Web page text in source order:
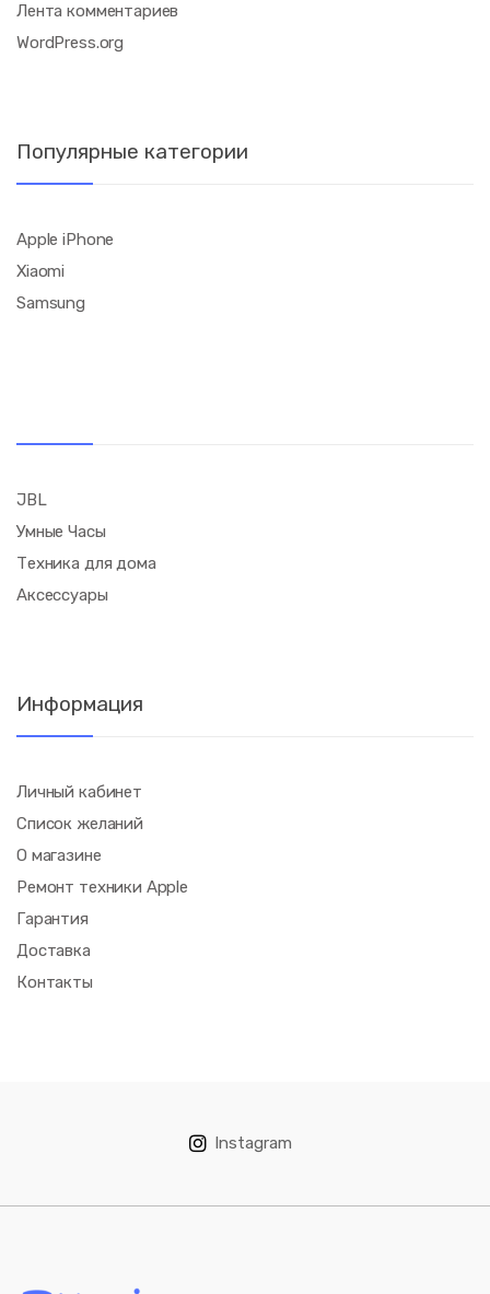
Лента комментариев
WordPress.org
Популярные категории
Apple iPhone
Xiaomi
Samsung
JBL
Умные Часы
Техника для дома
Аксессуары
Информация
Личный кабинет
Список желаний
О магазине
Ремонт техники Apple
Гарантия
Доставка
Контакты
Instagram